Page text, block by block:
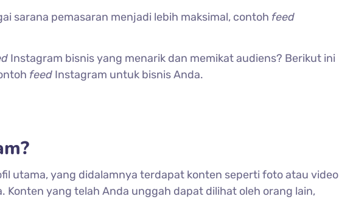
sarana pemasaran menjadi lebih maksimal, contoh feed
Instagram bisnis yang menarik dan memikat audiens? Berikut ini
feed Instagram untuk bisnis Anda.
utama, yang didalamnya terdapat konten seperti foto atau video
Konten yang telah Anda unggah dapat dilihat oleh orang lain,